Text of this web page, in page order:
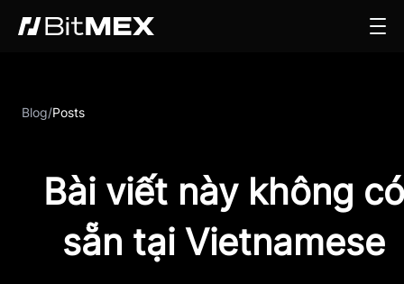
Blog/Posts
Bài viết này không có
sẵn tại Vietnamese